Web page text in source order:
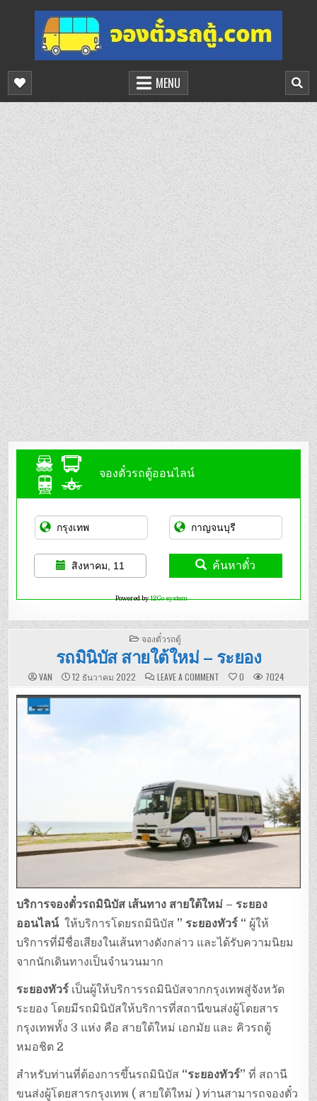
content
จองตั๋วรถตู้ออนไลน์
บริการจองตั๋วรถตู้ออนไลน์
MENU
จองตั๋วรถตู้ออนไลน์
สิงหาคม, 11 ค้นหาตั๋ว
Powered by12Go system
POSTED
IN
จองตั๋วรถตู้
รถมินิบัส สายใต้ใหม่ – ระยอง
VAN 12 ธันวาคม 2022 LEAVE A COMMENT
มิ
นิ
0 7024
บริการจองตั๋วรถมินิบัส เส้นทาง สายใต้ใหม่ – ระยอง
ออนไลน์ให้บริการโดยรถมินิบัส ” ระยองทัวร์ “ ผู้ให้
บริการที่มีชื่อเสียงในเส้นทางดังกล่าว และได้รับความนิยม
จากนักเดินทางเป็นจำนวนมาก
ระยองทัวร์ เป็นผู้ให้บริการรถมินิบัสจากกรุงเทพสู่จังหวัด
ระยอง โดยมีรถมินิบัสให้บริการที่สถานีขนส่งผู้โดยสาร
กรุงเทพทั้ง 3 แห่ง คือ สายใต้ใหม่ เอกมัย และ คิวรถตู้
หมอชิต 2
สำหรับท่านที่ต้องการขึ้นรถมินิบัส “ระยองทัวร์” ที่ สถานี
ขนส่งผู้โดยสารกรุงเทพ ( สายใต้ใหม่ ) ท่านสามารถจองตั๋ว